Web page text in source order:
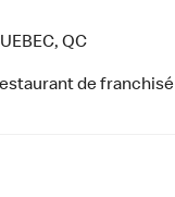
QC
de franchisé